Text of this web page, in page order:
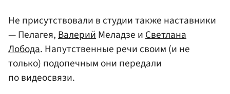
Не присутствовали в студии также наставники
— Пелагея,ВалерийМеладзе иСветлана
Лобода. Напутственные речи своим (и не
только) подопечным они передали
по видеосвязи.